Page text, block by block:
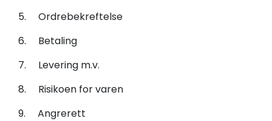
5. Ordrebekreftelse
6. Betaling
7. Levering m.v.
8. Risikoen for varen
9. Angrerett